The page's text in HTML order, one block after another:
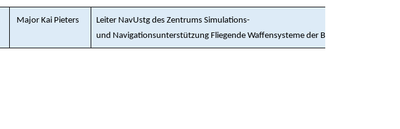
Major Kai Pieters
Leiter NavUstg des Zentrums Simulations-
und Navigationsunterstützung Fliegende Waffensysteme der Bundeswehr